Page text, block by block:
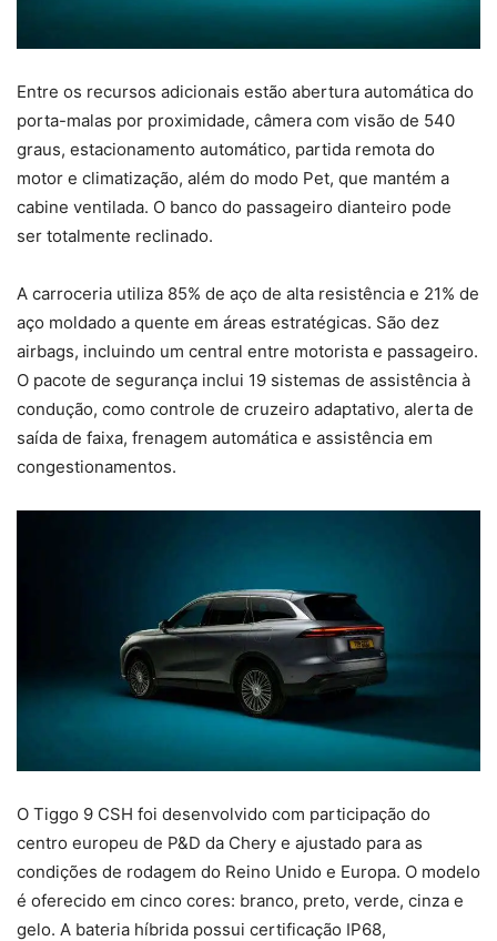
Entre os recursos adicionais estão abertura automática do
porta-malas por proximidade, câmera com visão de 540
graus, estacionamento automático, partida remota do
motor e climatização, além do modo Pet, que mantém a
cabine ventilada. O banco do passageiro dianteiro pode
ser totalmente reclinado.
A carroceria utiliza 85% de aço de alta resistência e 21% de
aço moldado a quente em áreas estratégicas. São dez
airbags, incluindo um central entre motorista e passageiro.
O pacote de segurança inclui 19 sistemas de assistência à
condução, como controle de cruzeiro adaptativo, alerta de
saída de faixa, frenagem automática e assistência em
congestionamentos.
O Tiggo 9 CSH foi desenvolvido com participação do
centro europeu de P&D da Chery e ajustado para as
condições de rodagem do Reino Unido e Europa. O modelo
é oferecido em cinco cores: branco, preto, verde, cinza e
gelo. A bateria híbrida possui certificação IP68,